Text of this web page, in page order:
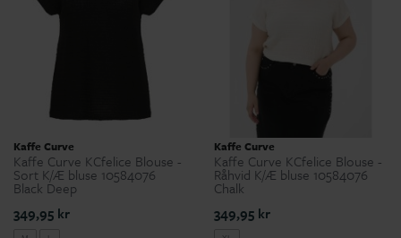
Kaffe Curve
Kaffe Curve KCfelice Blouse -
Sort K/Æ bluse 10584076
Black Deep
349,95 kr
Kaffe Curve
Kaffe Curve KCfelice Blouse -
Råhvid K/Æ bluse 10584076
Chalk
349,95 kr